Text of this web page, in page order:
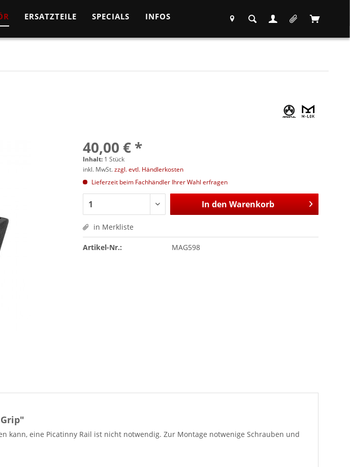
ERSATZTEILE SPECIALS INFOS
40,00 € *
Inhalt: 1 Stück
inkl. MwSt.zzgl. evtl. Händlerkosten
Lieferzeit beim Fachhändler Ihrer Wahl erfragen
In den Warenkorb
in Merkliste
Artikel-Nr.: MAG598
eine Picatinny Rail ist nicht notwendig. Zur Montage notwenige Schrauben und